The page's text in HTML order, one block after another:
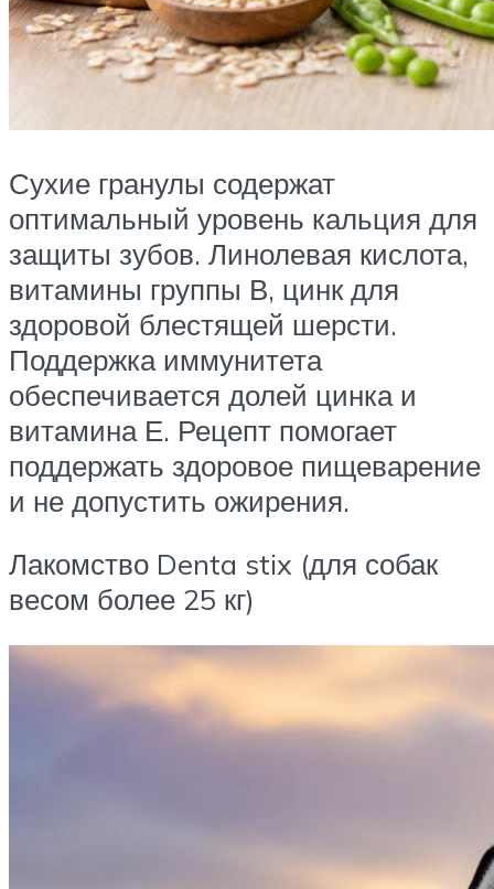
Сухие гранулы содержат
оптимальный уровень кальция для
защиты зубов. Линолевая кислота,
витамины группы В, цинк для
здоровой блестящей шерсти.
Поддержка иммунитета
обеспечивается долей цинка и
витамина Е. Рецепт помогает
поддержать здоровое пищеварение
и не допустить ожирения.
Лакомство Denta stix (для собак
весом более 25 кг)